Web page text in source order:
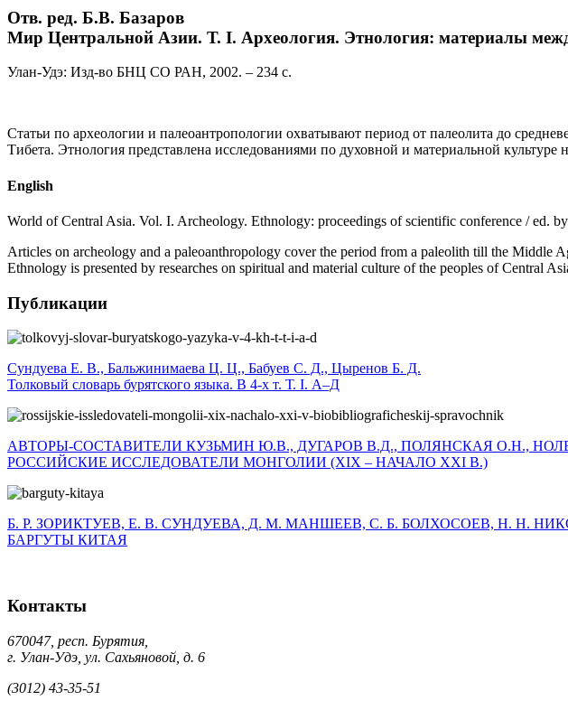
Отв. ред. Б.В. Базаров
Мир Центральной Азии. Т. I. Археология. Этнология: материалы
Улан-Удэ: Изд-во БНЦ СО РАН, 2002. – 234 с.
Статьи по археологии и палеоантропологии охватывают период от палеолита до
Тибета. Этнология представлена исследованиями по духовной и материальной
English
World of Central Asia. Vol. I. Archeology. Ethnology: proceedings of scientific conference / ed.
Articles on archeology and a paleoanthropology cover the period from a paleolith till the Middle
Ethnology is presented by researches on spiritual and material culture of the peoples of Central
Публикации
Сундуева Е. В., Бальжинимаева Ц. Ц., Бабуев С. Д., Цыренов Б. Д.
Толковый словарь бурятского языка. В 4-х т. Т. I. А–Д
АВТОРЫ-СОСТАВИТЕЛИ КУЗЬМИН Ю.В., ДУГАРОВ В.Д., ПОЛЯНСКАЯ О.Н.,
РОССИЙСКИЕ ИССЛЕДОВАТЕЛИ МОНГОЛИИ (XIX – НАЧАЛО XXI В.)
Б. Р. ЗОРИКТУЕВ, Е. В. СУНДУЕВА, Д. М. МАНШЕЕВ, С. Б. БОЛХОСОЕВ, Н. Н.
БАРГУТЫ КИТАЯ
Контакты
670047, респ. Бурятия,
г. Улан-Удэ, ул. Сахьяновой, д. 6
(3012) 43-35-51